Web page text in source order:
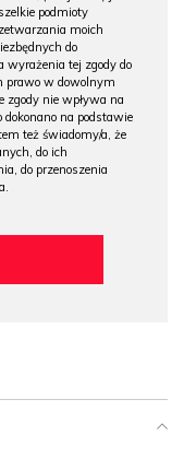
podmioty
moich
do
wyrażenia tej zgody do
prawo w dowolnym
zgody nie wpływa na
na podstawie
też świadomy/a, że
do ich
do przenoszenia